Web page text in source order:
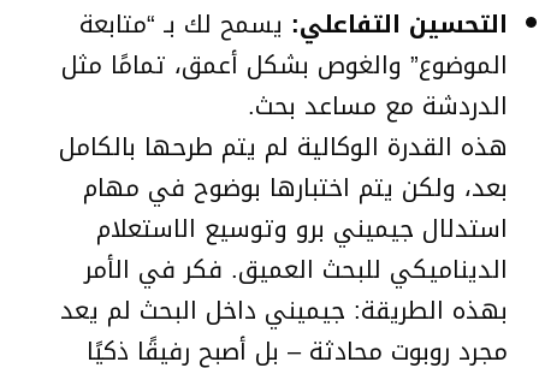
التحسين التفاعلي: يسمح لك بـ “متابعة
الموضوع” والغوص بشكل أعمق، تمامًا مثل
الدردشة مع مساعد بحث.
هذه القدرة الوكالية لم يتم طرحها بالكامل
بعد، ولكن يتم اختبارها بوضوح في مهام
استدلال جيميني برو وتوسيع الاستعلام
الديناميكي للبحث العميق. فكر في الأمر
بهذه الطريقة: جيميني داخل البحث لم يعد
مجرد روبوت محادثة – بل أصبح رفيقًا ذكيًا